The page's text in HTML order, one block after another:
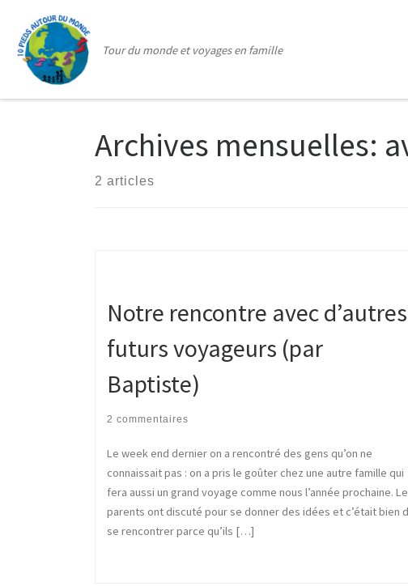
Passer au contenu
Tour du monde et voyages en famille
Archives mensuelles:
2 articles
Notre rencontre avec d’autres
futurs voyageurs (par
Baptiste)
2 commentaires
Le week end dernier on a rencontré des gens qu’on ne
connaissait pas : on a pris le goûter chez une autre famille qui
fera aussi un grand voyage comme nous l’année prochaine.
parents ont discuté pour se donner des idées et c’était bien
se rencontrer parce qu’ils […]